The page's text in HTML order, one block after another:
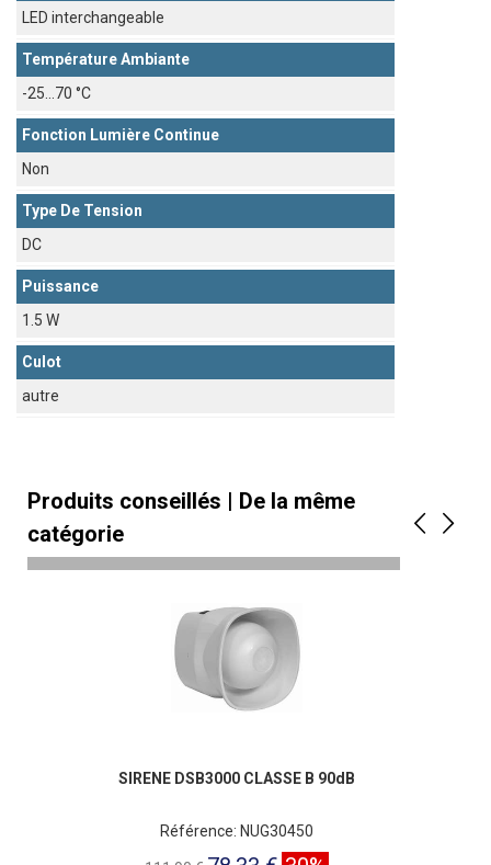
LED interchangeable
Température Ambiante
-25...70 °C
Fonction Lumière Continue
Non
Type De Tension
DC
Puissance
1.5 W
Culot
autre
Produits conseillés | De la même
catégorie
SIRENE DSB3000 CLASSE B 90dB
Référence: NUG30450